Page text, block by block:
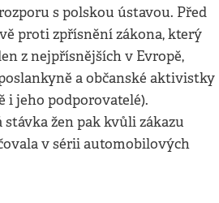
s polskou ústavou. Před
proti zpřísnění zákona, který
z nejpřísnějších v Evropě,
a občanské aktivistky
i jeho podporovatelé).
stávka žen pak kvůli zákazu
v sérii automobilových